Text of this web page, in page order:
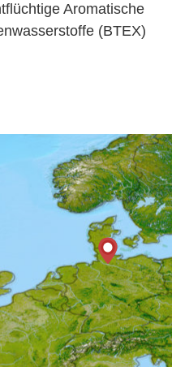
Aromatische
(BTEX)